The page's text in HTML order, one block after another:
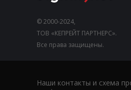
© 2000-2024,
ТОВ «КЕПРЕЙТ ПАРТНЕРС».
Все права защищены.
Наши контакты и схема